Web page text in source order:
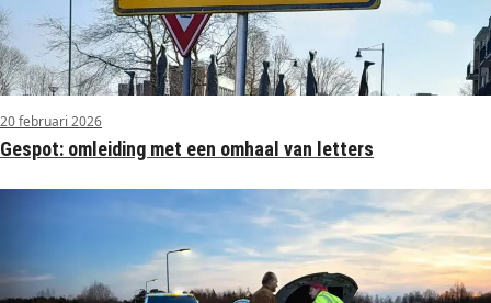
20 februari 2026
Gespot: omleiding met een omhaal van letters